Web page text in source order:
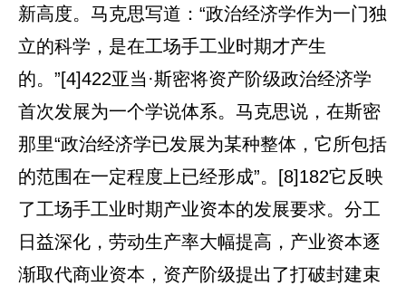
新高度。马克思写道：“政治经济学作为一门独
立的科学，是在工场手工业时期才产生
的。”[4]422亚当·斯密将资产阶级政治经济学
首次发展为一个学说体系。马克思说，在斯密
那里“政治经济学已发展为某种整体，它所包括
的范围在一定程度上已经形成”。[8]182它反映
了工场手工业时期产业资本的发展要求。分工
日益深化，劳动生产率大幅提高，产业资本逐
渐取代商业资本，资产阶级提出了打破封建束